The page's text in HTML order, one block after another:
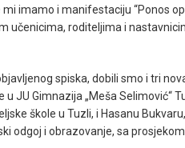
imamo i manifestaciju “Ponos
učenicima, roditeljima i
spiska, dobili smo i tri
u JU Gimnazija „Meša Selimović“
škole u Tuzli, i Hasanu
odgoj i obrazovanje, sa prosjekom